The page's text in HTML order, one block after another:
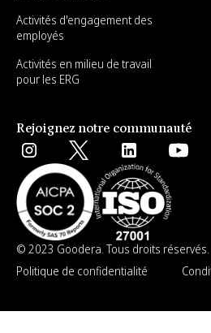
Activités d'engagement des
employés
Activités en milieu de travail
pour les ERG
Rejoignez notre communauté
© 2023 Goodera. Tous droits réservés.
Politique de confidentialité